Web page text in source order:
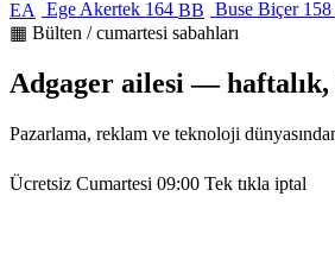
EA Ege Akertek 164 BB Buse Biçer 158
▦ Bülten / cumartesi sabahları
Adgager ailesi — haftalık,
Pazarlama, reklam ve teknoloji
Ücretsiz Cumartesi 09:00 Tek tıkla iptal